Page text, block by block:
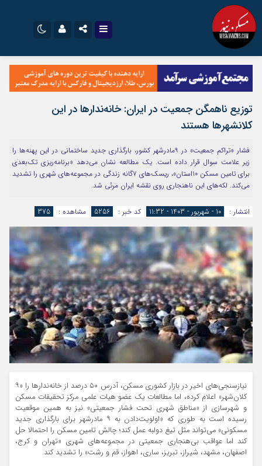
اینستاگرام
تلگرام
سروش
ایتا
آپارات
اپلیکیشن
نام کاربری یا نشانی ایمیل
رمز عبور
مرا به خاطر بسپار
توزیع ناهمگن جمعیت در ایران: خانه‌ندارها در این
کلانشهرها هستند
فشار «تراکم جمعیت» در ۹مادرشهر کشور، بارگذاری جدید ساختمانی در این پهنه‌ها را
زیر علامت سوال قرار داده است. یک مطالعه نشان می‌دهد «برنامه‌ریزی تک‌بعدی
برای تامین مسکن ۱۰استان»، ریسک‌های ۷گانه زندگی در مجموعه‌های شهری را تشدید
می‌کند. لکه‌های این ناهنجاری روی نقشه ایران مرئی شد.
انتشار : 10 - شهریور - 1403 - 11:32 کد خبر : 5256 مشاهده : 375
نیازسنجی‌‌‌های اخیر در بازار کشوری مسکن، آدرس ۵۰ درصد از خانه‌‌‌ندارها را «۹
کلان‌‌‌شهر» اعلام کرده، اما مطالعات یک عضو هیات علمی مرکز تحقیقات مسکن
و شهرسازی از «مناطق شهری تحت فشار جمعیتی» نیز به همین موقعیت
رسیده است به طوری که «اولویت‌‌‌دادن به ۹ مادرشهر برای بارگذاری‌‌‌ جدید
مسکونی» می‌‌‌تواند مثل تیغ دولبه عمل کند؛ چالش تامین مسکن را احتمالا حل
کند اما عواقب بی‌‌‌هنجاری جمعیتی در مجموعه‌‌‌های شهری «تهران و کرج،
اصفهان، مشهد، شیراز، تبریز، ساری، اهواز، قم و رشت» را تشدید کند.